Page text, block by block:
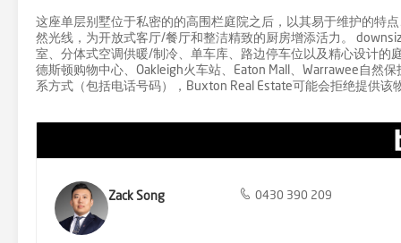
这座单层别墅位于私密的的高围栏庭院之后，以其易于维护的特
然光线，为开放式客厅/餐厅和整洁精致的厨房增添活力。
室、分体式空调供暖/制冷、单车库、路边停车位以及精心设计
德斯顿购物中心、Oakleigh火车站、Eaton Mall、Warrawee自然
系方式（包括电话号码），Buxton Real Estate可能会拒绝提供
Zack Song 0430 390 209